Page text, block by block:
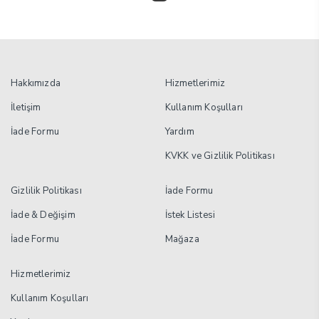
Hakkımızda
İletişim
İade Formu
Hizmetlerimiz
Kullanım Koşulları
Yardım
KVKK ve Gizlilik Politikası
Gizlilik Politikası
İade & Değişim
İade Formu
İade Formu
İstek Listesi
Mağaza
Hizmetlerimiz
Kullanım Koşulları